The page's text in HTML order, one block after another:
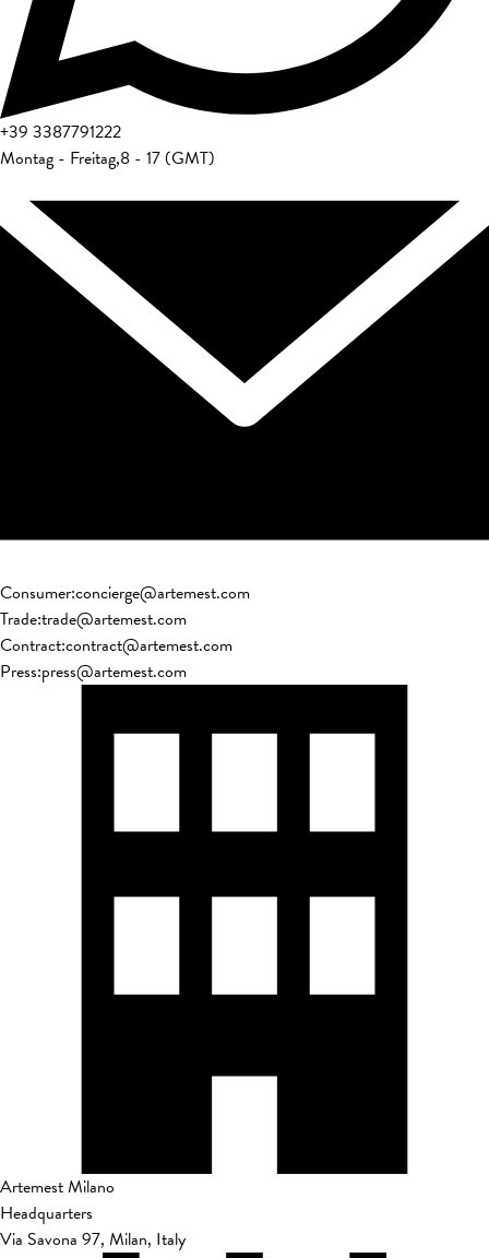
+39 3387791222
Montag - Freitag,8 - 17 (GMT)
Consumer:concierge@artemest.com
Trade:trade@artemest.com
Contract:contract@artemest.com
Press:press@artemest.com
Artemest Milano
Headquarters
Via Savona 97, Milan, Italy